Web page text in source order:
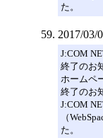
た。
2017/03/
J:COM
終了のお
ホームペ
終了のお
J:COM
（
た。